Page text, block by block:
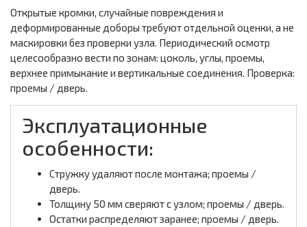
Открытые кромки, случайные повреждения и
деформированные доборы требуют отдельной оценки, а не
маскировки без проверки узла. Периодический осмотр
целесообразно вести по зонам: цоколь, углы, проемы,
верхнее примыкание и вертикальные соединения. Проверка:
проемы / дверь.
Эксплуатационные
особенности:
Стружку удаляют после монтажа; проемы /
дверь.
Толщину 50 мм сверяют с узлом; проемы / дверь.
Остатки распределяют заранее; проемы / дверь.